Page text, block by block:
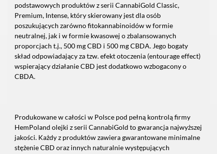
podstawowych produktów z serii CannabiGold Classic,
Premium, Intense, który skierowany jest dla osób
poszukujących zarówno fitokannabinoidów w formie
neutralnej, jak i w formie kwasowej o zbalansowanych
proporcjach t.j., 500 mg CBD i 500 mg CBDA. Jego bogaty
skład odpowiadający za tzw. efekt otoczenia (entourage effect)
wspierający działanie CBD jest dodatkowo wzbogacony o
CBDA.
Produkowane w całości w Polsce pod pełną kontrolą firmy
HemPoland olejki z serii CannabiGold to gwarancja najwyższej
jakości. Każdy z produktów zawiera gwarantowane minimalne
stężenie CBD oraz innych naturalnie występujących